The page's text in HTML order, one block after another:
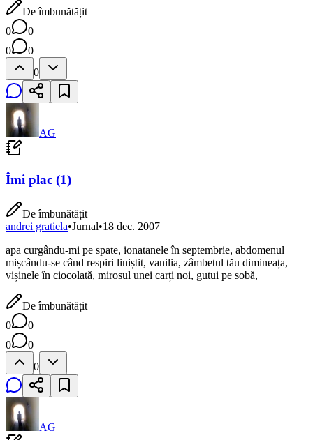
De îmbunătățit
0
0
0
0
0
AG
Îmi plac (1)
De îmbunătățit
andrei gratiela•Jurnal•18 dec. 2007
apa curgându-mi pe spate, ionatanele în septembrie, abdomenul
mișcându-se când respiri liniștit, vanilia, zâmbetul tău dimineața,
vișinele în ciocolată, mirosul unei carți noi, gutui pe sobă,
De îmbunătățit
0
0
0
0
0
AG